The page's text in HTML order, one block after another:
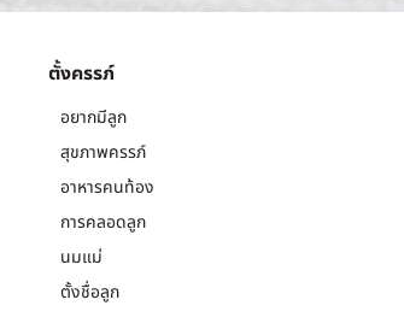
ตั้งครรภ์
อยากมีลูก
สุขภาพครรภ์
อาหารคนท้อง
การคลอดลูก
นมแม่
ตั้งชื่อลูก